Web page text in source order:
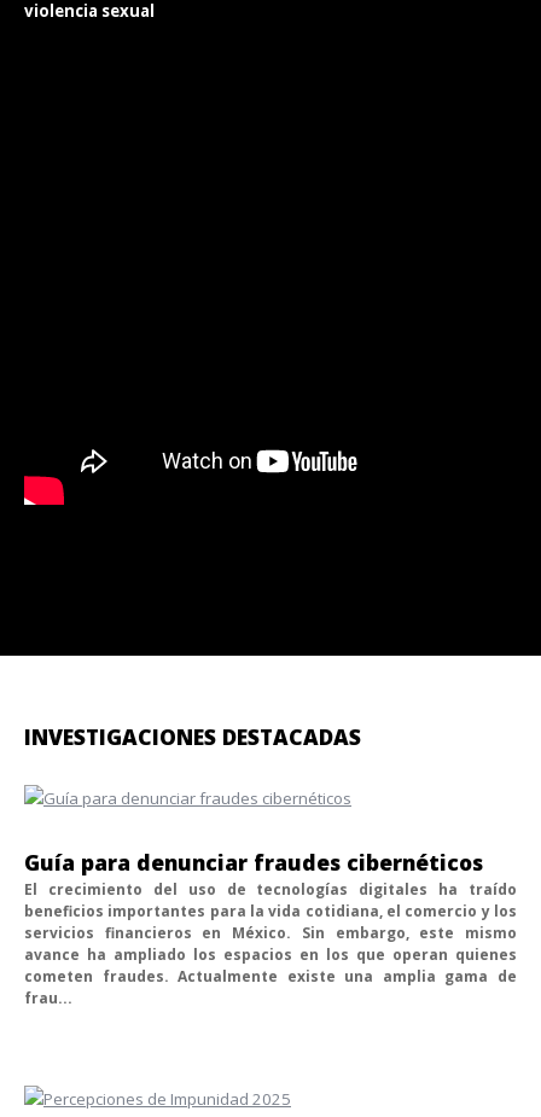
violencia sexual
INVESTIGACIONES DESTACADAS
Guía para denunciar fraudes cibernéticos
El crecimiento del uso de tecnologías digitales ha traído
beneficios importantes para la vida cotidiana, el comercio y los
servicios financieros en México. Sin embargo, este mismo
avance ha ampliado los espacios en los que operan quienes
cometen fraudes. Actualmente existe una amplia gama de
frau...